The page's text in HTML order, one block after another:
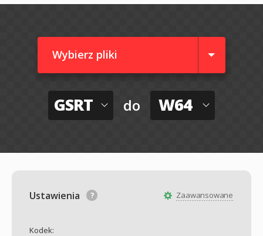
Wybierz pliki
GSRT do W64
Zaawansowane
Ustawienia
Kodek: